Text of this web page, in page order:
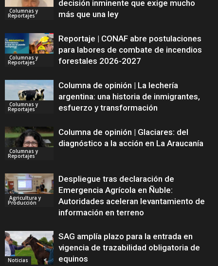
Columnas y
Reportajes
decisión inminente que exige mucho
más que una ley
Columnas y
Reportajes
Reportaje | CONAF abre postulaciones
para labores de combate de incendios
forestales 2026-2027
Columnas y
Reportajes
Columna de opinión | La lechería
argentina: una historia de inmigrantes,
esfuerzo y transformación
Columnas y
Reportajes
Columna de opinión | Glaciares: del
diagnóstico a la acción en La Araucanía
Agricultura y
Producción
Despliegue tras declaración de
Emergencia Agrícola en Ñuble:
Autoridades aceleran levantamiento de
información en terreno
Noticias
SAG amplía plazo para la entrada en
vigencia de trazabilidad obligatoria de
equinos